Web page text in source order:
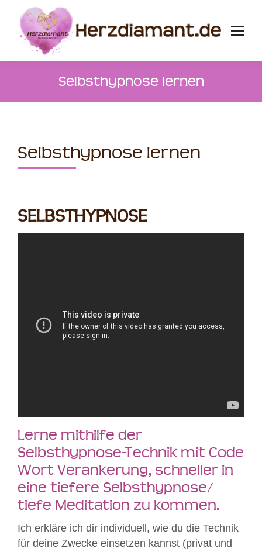
Selbsthypnose lernen
Selbsthypnose lernen
SELBSTHYPNOSE
Lerne mithilfe der
Selbsthypnose-Technik mit Code
Wort Verankerung, schneller in
eine tiefere Selbsthypnose/
tiefe Meditation zu kommen.
Ich erkläre ich dir individuell, wie du die Technik
für deine Zwecke einsetzen kannst (privat und